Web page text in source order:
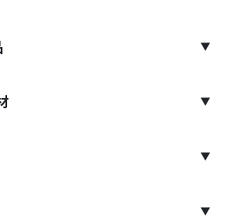
▼
▼
▼
▼